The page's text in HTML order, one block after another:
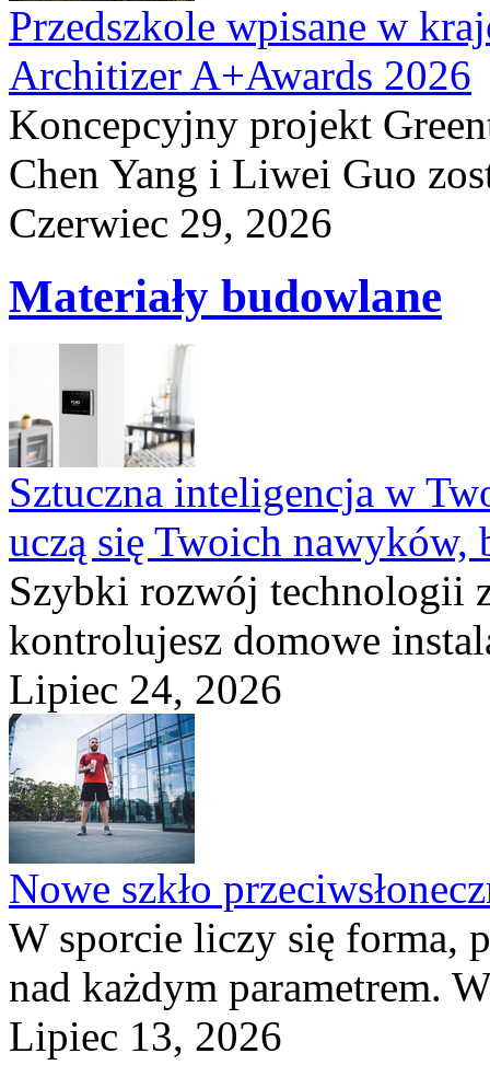
Przedszkole wpisane w
Architizer A+Awards 2026
Koncepcyjny projekt
Chen Yang i Liwei Guo
Czerwiec 29, 2026
Materiały budowlane
Sztuczna inteligencja w
uczą się Twoich nawyków,
Szybki rozwój technologii
kontrolujesz domowe
Lipiec 24, 2026
Nowe szkło
W sporcie liczy się forma,
nad każdym parametrem.
Lipiec 13, 2026